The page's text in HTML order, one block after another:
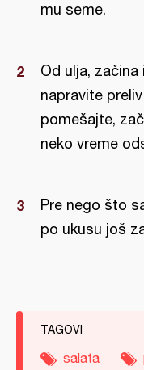
mu seme.
Od ulja,
napravite
pomešajte,
neko vreme
Pre nego što
po ukusu još
TAGOVI
salata